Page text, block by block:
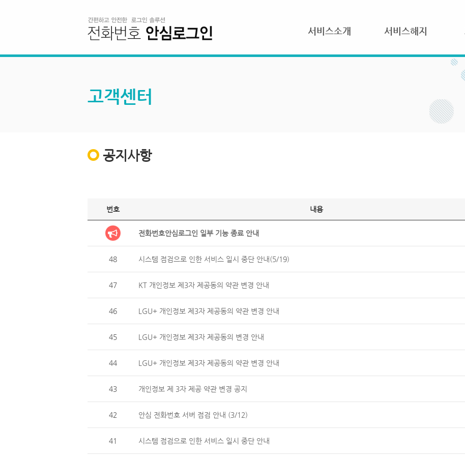
서비스소개 서비스해지
고객센터
공지사항
번호 내용
전화번호안심로그인 일부 기능 종료 안내
48 시스템 점검으로 인한 서비스 일시 중단 안내(5/19)
47 KT 개인정보 제3자 제공동의 약관 변경 안내
46 LGU+ 개인정보 제3자 제공동의 약관 변경 안내
45 LGU+ 개인정보 제3자 제공동의 변경 안내
44 LGU+ 개인정보 제3자 제공동의 약관 변경 안내
43 개인정보 제 3자 제공 약관 변경 공지
42 안심 전화번호 서버 점검 안내 (3/12)
41 시스템 점검으로 인한 서비스 일시 중단 안내